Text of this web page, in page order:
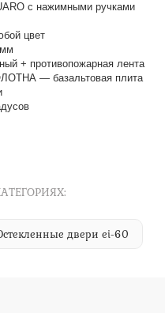
с нажимными ручками
цвет​​​​​​​
+ противопожарная лента
— базальтовая плита
двери ei-60